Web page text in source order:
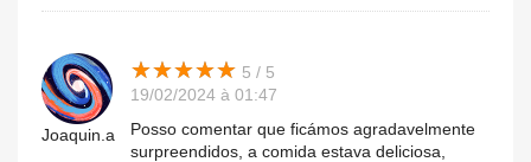
Joaquin.a
★★★★★
★★★★★ 5 / 5
19/02/2024 à 01:47
Posso comentar que ficámos agradavelmente
surpreendidos, a comida estava deliciosa,